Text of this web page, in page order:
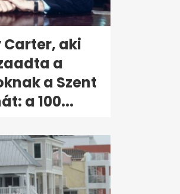
aki
a
a Szent
a 100...